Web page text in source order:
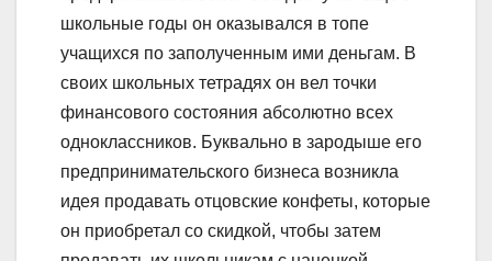
школьные годы он оказывался в топе
учащихся по заполученным ими деньгам. В
своих школьных тетрадях он вел точки
финансового состояния абсолютно всех
одноклассников. Буквально в зародыше его
предпринимательского бизнеса возникла
идея продавать отцовские конфеты, которые
он приобретал со скидкой, чтобы затем